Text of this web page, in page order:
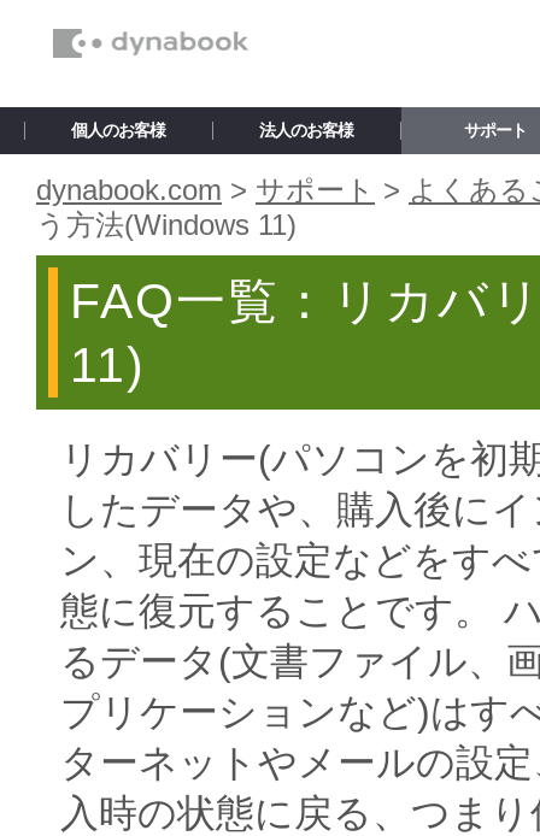
個人のお客様 法人のお客様 サポート
dynabook.com > サポート > よくある
う方法(Windows 11)
FAQ一覧：リカバ
11)
リカバリー(パソコンを初
したデータや、購入後に
ン、現在の設定などをす
態に復元することです。
るデータ(文書ファイル、
プリケーションなど)はす
ターネットやメールの設
入時の状態に戻る、つま